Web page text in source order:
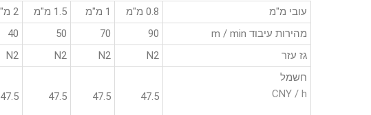
עובי מ"מ 0.8 מ"מ 1 מ"מ 1.5 מ"מ 2 מ"מ
מהירות עיבוד m / min
90
70
50
40
גז עזר
N2
N2
N2
N2
חשמל
CNY / h
47.5
47.5
47.5
47.5